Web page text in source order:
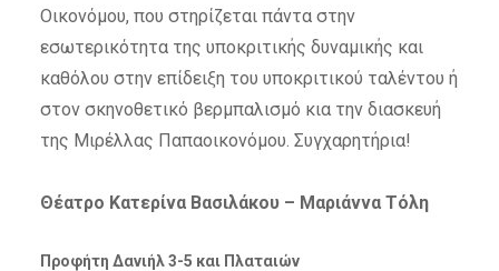
Οικονόμου, που στηρίζεται πάντα στην
εσωτερικότητα της υποκριτικής δυναμικής και
καθόλου στην επίδειξη του υποκριτικού ταλέντου ή
στον σκηνοθετικό βερμπαλισμό κια την διασκευή
της Μιρέλλας Παπαοικονόμου. Συγχαρητήρια!
Θέατρο Κατερίνα Βασιλάκου – Μαριάννα Τόλη
Προφήτη Δανιήλ 3-5 και Πλαταιών